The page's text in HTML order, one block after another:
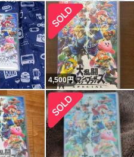
4,500円